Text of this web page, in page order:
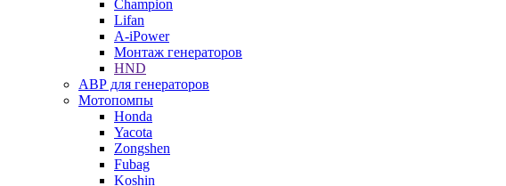
Champion
Lifan
A-iPower
Монтаж генераторов
HND
АВР для генераторов
Мотопомпы
Honda
Yacota
Zongshen
Fubag
Koshin